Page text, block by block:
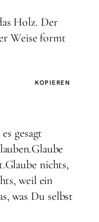
Holz. Der
Weise formt
KOPIEREN
gesagt
nichts,
weil ein
was Du selbst